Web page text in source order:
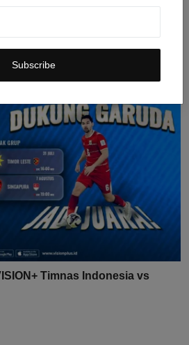
Subscribe
di Timur Tengah 2026, Ini
Timnas Indonesia vs